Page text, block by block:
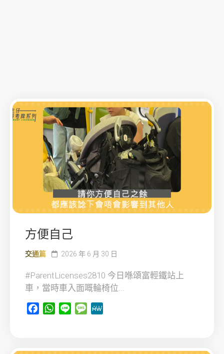
方便自己
交通篇 2026 年 6 月 30 日
#ParentLicenses2810 今日喺頌富輕鐵站上
車，當時車入面嘅輪椅位...
FacebookWhatsApp
Line Message